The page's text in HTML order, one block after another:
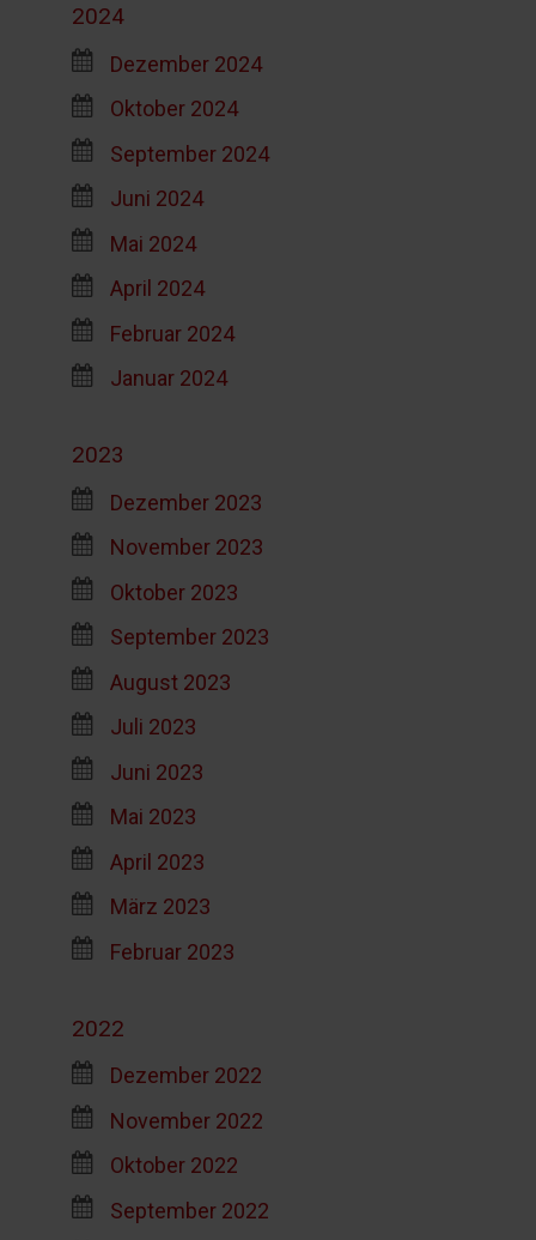
2024
Dezember 2024
Oktober 2024
September 2024
Juni 2024
Mai 2024
April 2024
Februar 2024
Januar 2024
2023
Dezember 2023
November 2023
Oktober 2023
September 2023
August 2023
Juli 2023
Juni 2023
Mai 2023
April 2023
März 2023
Februar 2023
2022
Dezember 2022
November 2022
Oktober 2022
September 2022